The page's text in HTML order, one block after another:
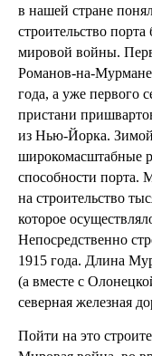
в нашей стране
строительство
мировой войны.
Романов-на-
года, а уже первого
пристани
из Нью-Йорка. Зимой
широкомасштабные
способности порта.
на строительство
которое
Непосредственно
1915 года. Длина
(а вместе с
северная железная
Пойти на это